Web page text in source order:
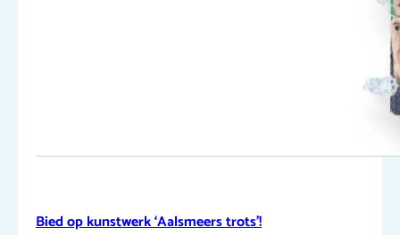
Bied op kunstwerk ‘Aalsmeers trots’!